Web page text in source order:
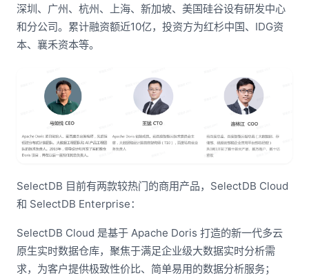
深圳、广州、杭州、上海、新加坡、美国硅谷设有研发中心
和分公司。累计融资额近10亿，投资方为红杉中国、IDG资
本、襄禾资本等。
SelectDB 目前有两款较热门的商用产品，SelectDB Cloud
和 SelectDB Enterprise：
SelectDB Cloud 是基于 Apache Doris 打造的新一代多云
原生实时数据仓库，聚焦于满足企业级大数据实时分析需
求，为客户提供极致性价比、简单易用的数据分析服务；